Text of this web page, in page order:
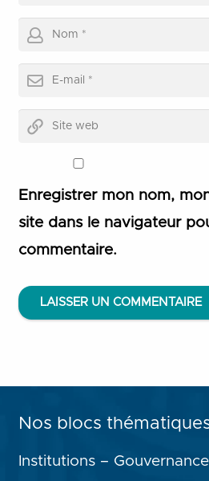
Enregistrer mon nom,
site dans le navigateur
commentaire.
LAISSER UN COMMENTAIRE
Nos blocs
Institutions –